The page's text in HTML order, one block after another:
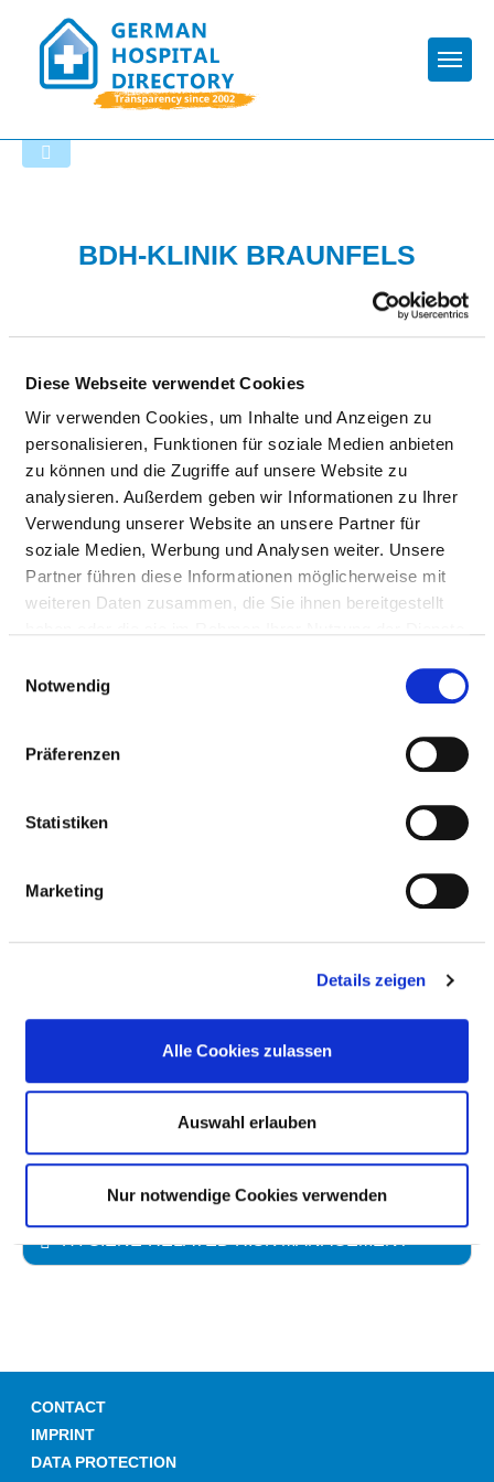
Diese Webseite verwendet Cookies
Wir verwenden Cookies, um Inhalte und Anzeigen zu
personalisieren, Funktionen für soziale Medien anbieten
zu können und die Zugriffe auf unsere Website zu
analysieren. Außerdem geben wir Informationen zu Ihrer
Verwendung unserer Website an unsere Partner für
soziale Medien, Werbung und Analysen weiter. Unsere
Partner führen diese Informationen möglicherweise mit
weiteren Daten zusammen, die Sie ihnen bereitgestellt
Notwendig
Präferenzen
Statistiken
Marketing
Details zeigen
Alle Cookies zulassen
Auswahl erlauben
Nur notwendige Cookies verwenden
BDH-KLINIK BRAUNFELS
HYGIENE
HYGIENE OFFICER
CVC HYGIENE STANDARD AND FURTHER
ANTIBIOTIC PROPHYLAXIS ANTIBIOTIC
DEALING WITH MRE /MRSA
HYGIENE-RELATED RISK MANAGEMENT
CONTACT
IMPRINT
DATA PROTECTION